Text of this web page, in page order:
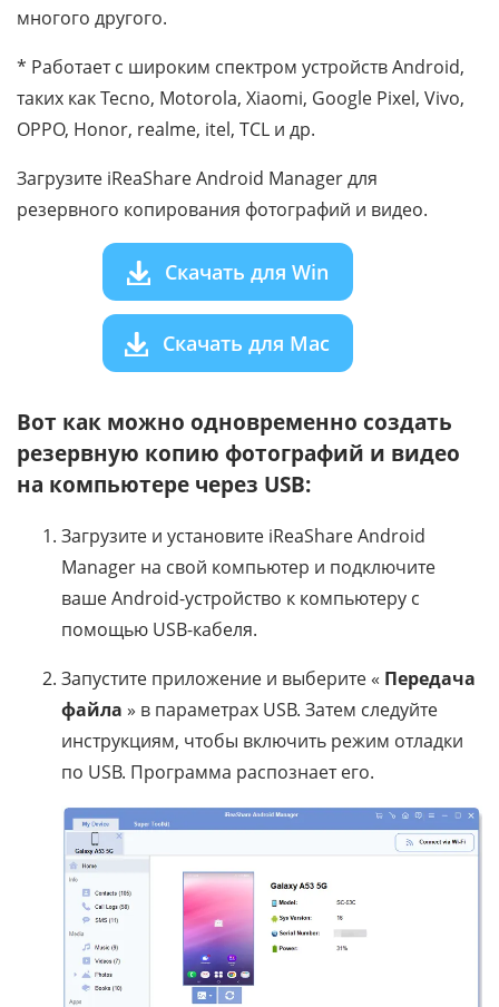
многого другого.
* Работает с широким спектром устройств Android,
таких как Tecno, Motorola, Xiaomi, Google Pixel, Vivo,
OPPO, Honor, realme, itel, TCL и др.
Загрузите iReaShare Android Manager для
резервного копирования фотографий и видео.
Скачать для Win
Скачать для Mac
Вот как можно одновременно создать
резервную копию фотографий и видео
на компьютере через USB:
Загрузите и установите iReaShare Android
Manager на свой компьютер и подключите
ваше Android-устройство к компьютеру с
помощью USB-кабеля.
Запустите приложение и выберите « Передача
файла » в параметрах USB. Затем следуйте
инструкциям, чтобы включить режим отладки
по USB. Программа распознает его.